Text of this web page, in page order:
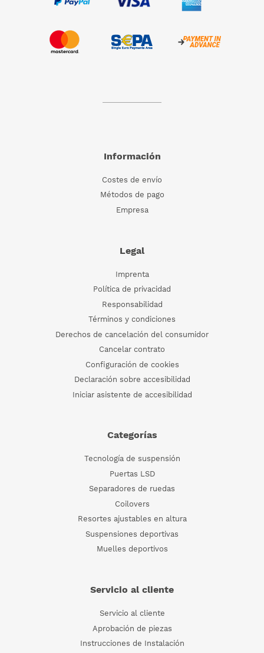
Información
Costes de envío
Métodos de pago
Empresa
Legal
Imprenta
Política de privacidad
Responsabilidad
Términos y condiciones
Derechos de cancelación del consumidor
Cancelar contrato
Configuración de cookies
Declaración sobre accesibilidad
Iniciar asistente de accesibilidad
Categorías
Tecnología de suspensión
Puertas LSD
Separadores de ruedas
Coilovers
Resortes ajustables en altura
Suspensiones deportivas
Muelles deportivos
Servicio al cliente
Servicio al cliente
Aprobación de piezas
Instrucciones de Instalación